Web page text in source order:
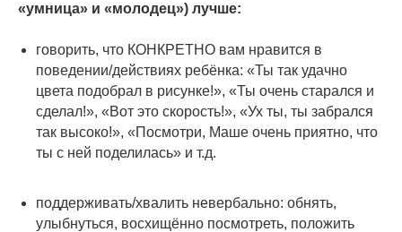
«умница» и «молодец») лучше:
говорить, что КОНКРЕТНО вам нравится в
поведении/действиях ребёнка: «Ты так удачно
цвета подобрал в рисунке!», «Ты очень старался и
сделал!», «Вот это скорость!», «Ух ты, ты забрался
так высоко!», «Посмотри, Маше очень приятно, что
ты с ней поделилась» и т.д.
поддерживать/хвалить невербально: обнять,
улыбнуться, восхищённо посмотреть, положить